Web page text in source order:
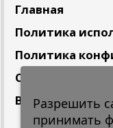
Главная
Политика
Политика
Сотрудничество
Вакансии
Разрешить
принимать